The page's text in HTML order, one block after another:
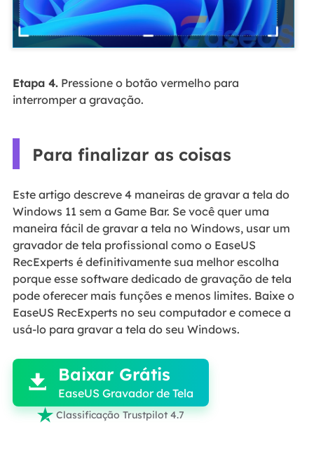
Etapa 4.Pressione o botão vermelho para
interromper a gravação.
Para finalizar as coisas
Este artigo descreve 4 maneiras de gravar a tela do
Windows 11 sem a Game Bar. Se você quer uma
maneira fácil de gravar a tela no Windows, usar um
gravador de tela profissional como o EaseUS
RecExperts é definitivamente sua melhor escolha
porque esse software dedicado de gravação de tela
pode oferecer mais funções e menos limites. Baixe o
EaseUS RecExperts no seu computador e comece a
usá-lo para gravar a tela do seu Windows.

 Baixar Grátis
EaseUS Gravador de Tela
 Classificação Trustpilot 4.7